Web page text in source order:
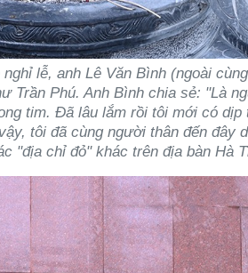
lễ, anh Lê Văn Bình (ngoài
Trần Phú. Anh Bình chia sẻ: "Là
tim. Đã lâu lắm rồi tôi mới có
tôi đã cùng người thân đến đây
"địa chỉ đỏ" khác trên địa bàn Hà